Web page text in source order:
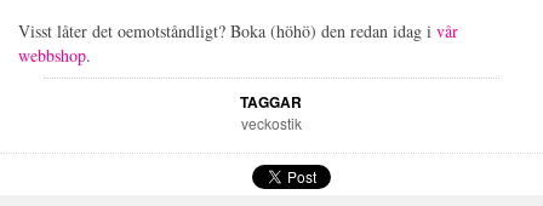
Visst låter det oemotståndligt? Boka (höhö) den redan idag i vår
webbshop.
TAGGAR
veckostik